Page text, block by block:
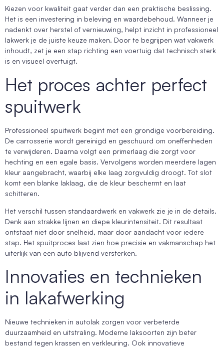
Kiezen voor kwaliteit gaat verder dan een praktische beslissing.
Het is een investering in beleving en waardebehoud. Wanneer je
nadenkt over herstel of vernieuwing, helpt inzicht in professioneel
lakwerk je de juiste keuze maken. Door te begrijpen wat vakwerk
inhoudt, zet je een stap richting een voertuig dat technisch sterk
is en visueel overtuigt.
Het proces achter perfect
spuitwerk
Professioneel spuitwerk begint met een grondige voorbereiding.
De carrosserie wordt gereinigd en geschuurd om oneffenheden
te verwijderen. Daarna volgt een primerlaag die zorgt voor
hechting en een egale basis. Vervolgens worden meerdere lagen
kleur aangebracht, waarbij elke laag zorgvuldig droogt. Tot slot
komt een blanke laklaag, die de kleur beschermt en laat
schitteren.
Het verschil tussen standaardwerk en vakwerk zie je in de details.
Denk aan strakke lijnen en diepe kleurintensiteit. Dit resultaat
ontstaat niet door snelheid, maar door aandacht voor iedere
stap. Het spuitproces laat zien hoe precisie en vakmanschap het
uiterlijk van een auto blijvend versterken.
Innovaties en technieken
in lakafwerking
Nieuwe technieken in autolak zorgen voor verbeterde
duurzaamheid en uitstraling. Moderne laksoorten zijn beter
bestand tegen krassen en verkleuring. Ook innovatieve